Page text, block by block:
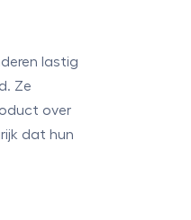
lastig
Ze
over
dat hun